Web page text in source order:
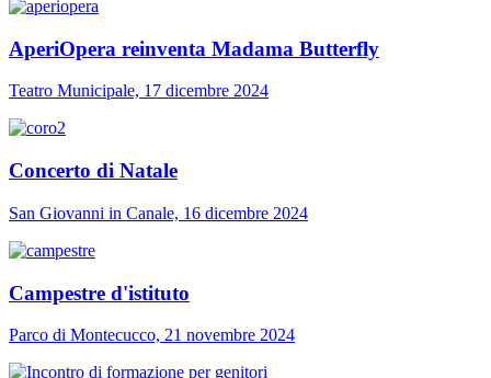
AperiOpera reinventa Madama Butterfly
Teatro Municipale, 17 dicembre 2024
Concerto di Natale
San Giovanni in Canale, 16 dicembre 2024
Campestre d'istituto
Parco di Montecucco, 21 novembre 2024